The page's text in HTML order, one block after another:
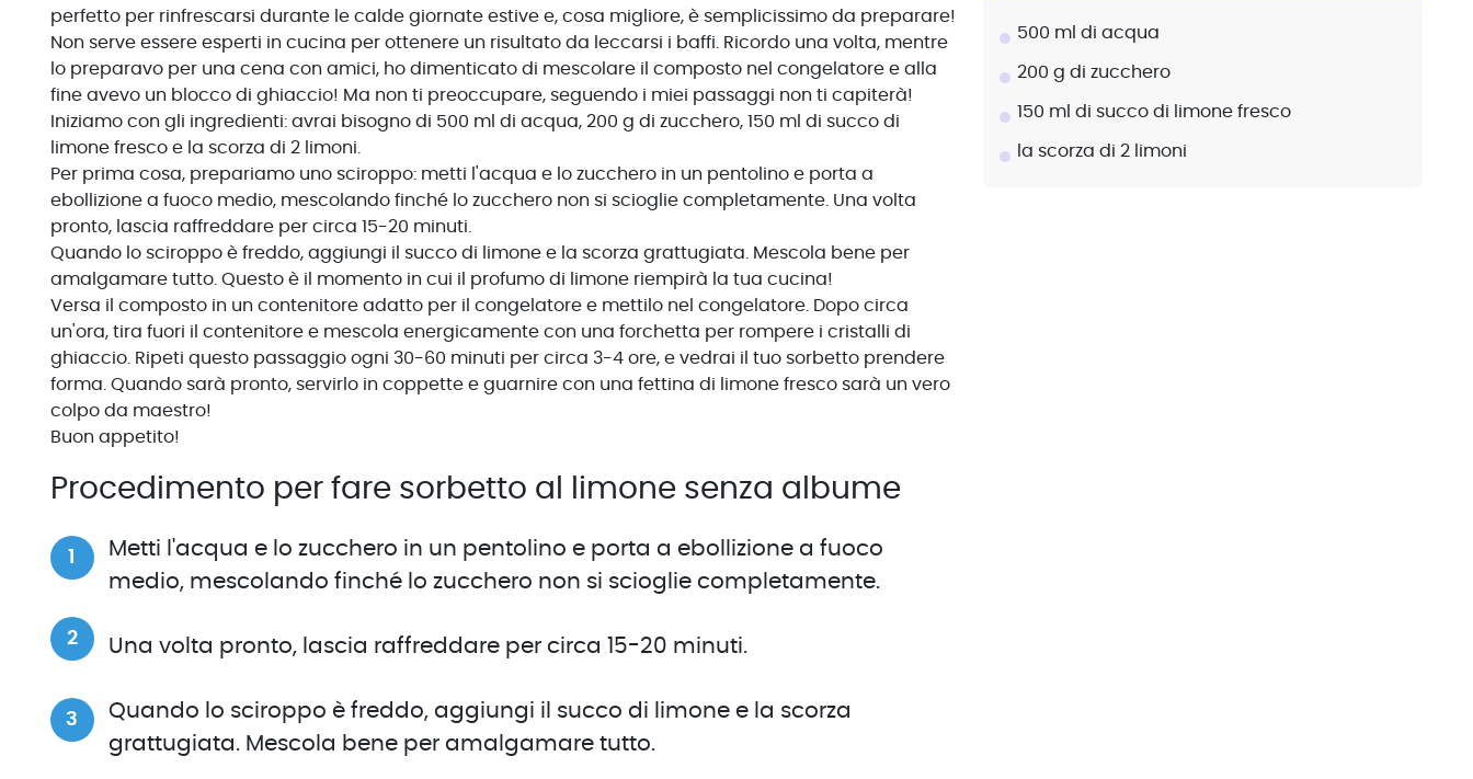
perfetto per rinfrescarsi durante le calde giornate estive e, cosa migliore, è semplicissimo da preparare!
Non serve essere esperti in cucina per ottenere un risultato da leccarsi i baffi. Ricordo una volta, mentre
lo preparavo per una cena con amici, ho dimenticato di mescolare il composto nel congelatore e alla
fine avevo un blocco di ghiaccio! Ma non ti preoccupare, seguendo i miei passaggi non ti capiterà!
Iniziamo con gli ingredienti: avrai bisogno di 500 ml di acqua, 200 g di zucchero, 150 ml di succo di
limone fresco e la scorza di 2 limoni.
Per prima cosa, prepariamo uno sciroppo: metti l'acqua e lo zucchero in un pentolino e porta a
ebollizione a fuoco medio, mescolando finché lo zucchero non si scioglie completamente. Una volta
pronto, lascia raffreddare per circa 15-20 minuti.
Quando lo sciroppo è freddo, aggiungi il succo di limone e la scorza grattugiata. Mescola bene per
amalgamare tutto. Questo è il momento in cui il profumo di limone riempirà la tua cucina!
Versa il composto in un contenitore adatto per il congelatore e mettilo nel congelatore. Dopo circa
un'ora, tira fuori il contenitore e mescola energicamente con una forchetta per rompere i cristalli di
ghiaccio. Ripeti questo passaggio ogni 30-60 minuti per circa 3-4 ore, e vedrai il tuo sorbetto prendere
forma. Quando sarà pronto, servirlo in coppette e guarnire con una fettina di limone fresco sarà un vero
colpo da maestro!
Buon appetito!
Procedimento per fare sorbetto al limone senza albume
Metti l'acqua e lo zucchero in un pentolino e porta a ebollizione a fuoco
medio, mescolando finché lo zucchero non si scioglie completamente.
Una volta pronto, lascia raffreddare per circa 15-20 minuti.
Quando lo sciroppo è freddo, aggiungi il succo di limone e la scorza
grattugiata. Mescola bene per amalgamare tutto.
500 ml di acqua
200 g di zucchero
150 ml di succo di limone fresco
la scorza di 2 limoni